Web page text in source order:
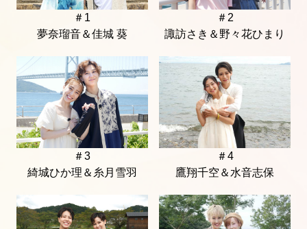
＃1
夢奈瑠音＆佳城 葵
＃2
諏訪さき＆野々花ひまり
＃3
綺城ひか理＆糸月雪羽
＃4
鷹翔千空＆水音志保